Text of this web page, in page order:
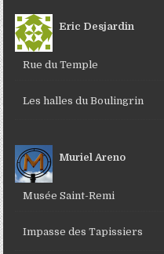
Eric Desjardin
Rue du Temple
Les halles du Boulingrin
Muriel Areno
Musée Saint-Remi
Impasse des Tapissiers